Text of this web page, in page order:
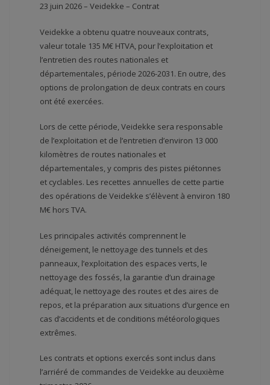
23 juin 2026 – Veidekke – Contrat
Veidekke a obtenu quatre nouveaux contrats,
valeur totale 135 M€ HTVA, pour l’exploitation et
l’entretien des routes nationales et
départementales, période 2026-2031. En outre, des
options de prolongation de deux contrats en cours
ont été exercées.
Lors de cette période, Veidekke sera responsable
de l’exploitation et de l’entretien d’environ 13 000
kilomètres de routes nationales et
départementales, y compris des pistes piétonnes
et cyclables. Les recettes annuelles de cette partie
des opérations de Veidekke s’élèvent à environ 180
M€ hors TVA.
Les principales activités comprennent le
déneigement, le nettoyage des tunnels et des
panneaux, l’exploitation des espaces verts, le
nettoyage des fossés, la garantie d’un drainage
adéquat, le nettoyage des routes et des aires de
repos, et la préparation aux situations d’urgence en
cas d’accidents et de conditions météorologiques
extrêmes.
Les contrats et options exercés sont inclus dans
l’arriéré de commandes de Veidekke au deuxième